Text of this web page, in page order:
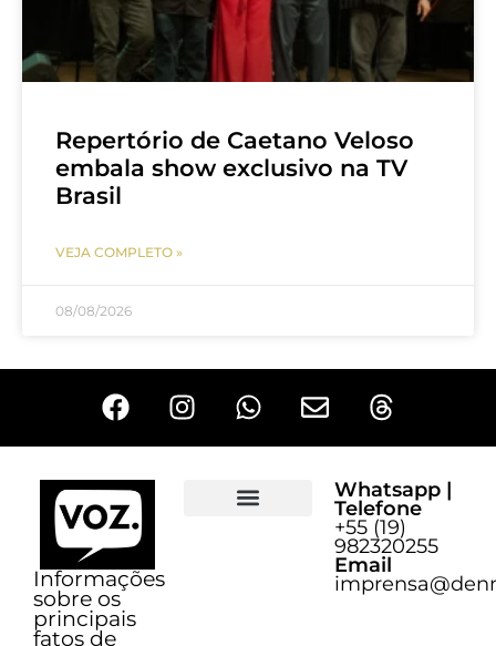
Repertório de Caetano Veloso
embala show exclusivo na TV
Brasil
VEJA COMPLETO »
08/08/2026
Informações
sobre os
principais
fatos de
Whatsapp |
Telefone
+55 (19)
982320255
Email